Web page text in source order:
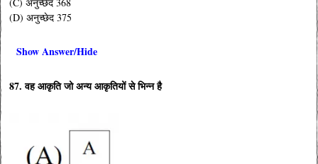
(D) अनुच्छेद 375
Show Answer/Hide
87. वह आकृति जो अन्य आकृतियों से भिन्न है